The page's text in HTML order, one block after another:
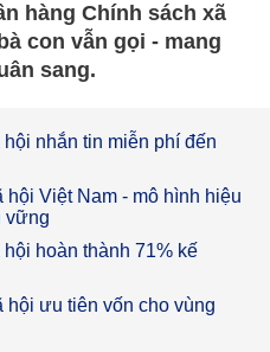
hàng Chính sách xã
con vẫn gọi - mang
sang.
nhắn tin miễn phí đến
Việt Nam - mô hình hiệu
vững
hoàn thành 71% kế
hội ưu tiên vốn cho vùng